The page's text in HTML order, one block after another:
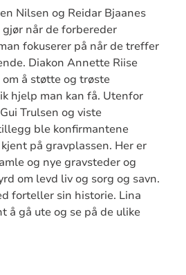
Nilsen og Reidar Bjaanes
når de forbereder
fokuserer på når de treffer
Diakon Annette Riise
å støtte og trøste
hjelp man kan få. Utenfor
Trulsen og viste
ble konfirmantene
på gravplassen. Her er
og nye gravsteder og
om levd liv og sorg og savn.
forteller sin historie. Lina
å gå ute og se på de ulike